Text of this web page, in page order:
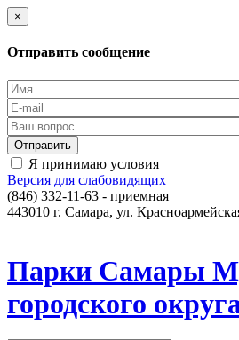
×
Отправить сообщение
Я принимаю условия
Версия для слабовидящих
(846) 332-11-63 - приемная
443010 г. Самара, ул.
Парки Самары
городского